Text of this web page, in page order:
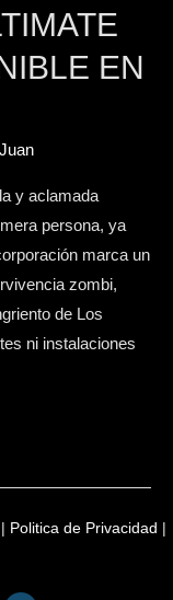
EN
y aclamada
persona, ya
marca un
zombi,
de Los
ni instalaciones
| Politica de Privacidad |